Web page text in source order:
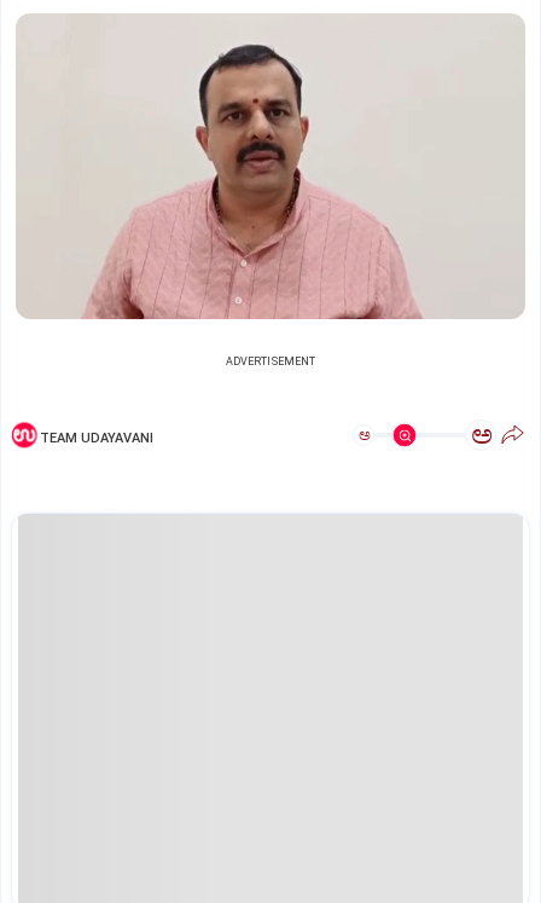
ADVERTISEMENT
TEAM UDAYAVANI ಅ ಅ